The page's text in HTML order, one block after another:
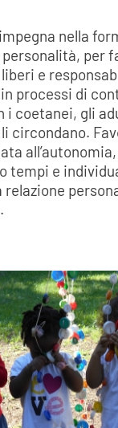
nella
per
e
processi di
i coetanei, gli
li circondano.
tempi e